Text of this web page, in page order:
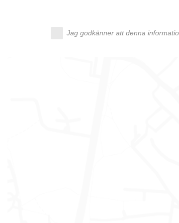
Jag godkänner att denna